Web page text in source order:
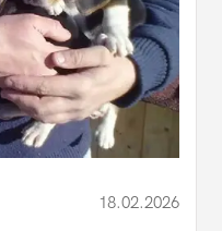
18.02.2026